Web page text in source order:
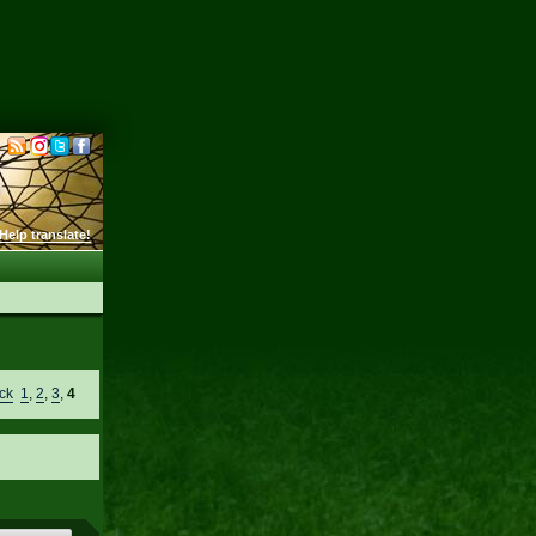
translate!
1 ,2 ,3 ,4